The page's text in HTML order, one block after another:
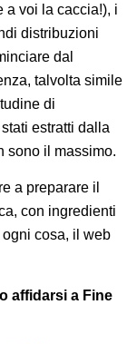
a voi la caccia!), i
distribuzioni
dal
talvolta simile
di
estratti dalla
sono il massimo.
a preparare il
con ingredienti
cosa, il web
affidarsi a Fine